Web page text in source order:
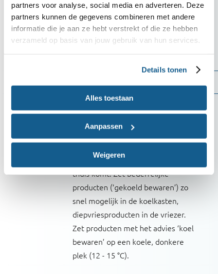
partners voor analyse, social media en adverteren. Deze
partners kunnen de gegevens combineren met andere
informatie die je aan ze hebt verstrekt of die ze hebben
verzameld op basis van jouw gebruik van hun services.
Details tonen
Alles toestaan
Aanpassen
Weigeren
bereiden. Vlees, vis en groenten die
vandaag op moeten, kun je na
bereiding nog twee dagen bewaren
in de koelkast.
gebruik een koeltas om deze
producten te vervoeren.
Ruim de boodschappen op zodra je
thuis komt. Zet bederfelijke
producten (‘gekoeld bewaren’) zo
snel mogelijk in de koelkasten,
diepvriesproducten in de vriezer.
Zet producten met het advies ‘koel
bewaren’ op een koele, donkere
plek (12 - 15 °C).